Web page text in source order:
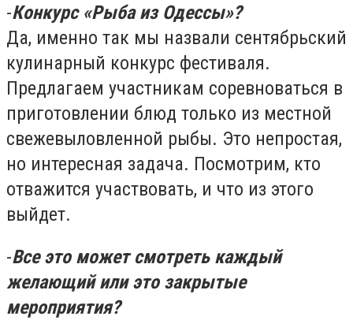
-Конкурс «Рыба из Одессы»?
Да, именно так мы назвали сентябрьский
кулинарный конкурс фестиваля.
Предлагаем участникам соревноваться в
приготовлении блюд только из местной
свежевыловленной рыбы. Это непростая,
но интересная задача. Посмотрим, кто
отважится участвовать, и что из этого
выйдет.
-Все это может смотреть каждый
желающий или это закрытые
мероприятия?